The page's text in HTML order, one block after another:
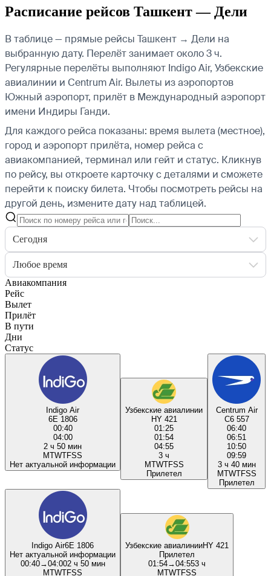
Расписание рейсов Ташкент — Дели
В таблице — прямые рейсы Ташкент → Дели на
выбранную дату. Перелёт занимает около 3 ч.
Регулярные перелёты выполняют Indigo Air, Узбекские
авиалинии и Centrum Air. Вылеты из аэропортов
Южный аэропорт, прилёт в Международный аэропорт
имени Индиры Ганди.
Для каждого рейса показаны: время вылета (местное),
город и аэропорт прилёта, номер рейса с
авиакомпанией, терминал или гейт и статус. Кликнув
по рейсу, вы откроете карточку с деталями и сможете
перейти к поиску билета. Чтобы посмотреть рейсы на
другой день, измените дату над таблицей.
Сегодня
Любое время
Авиакомпания
Рейс
Вылет
Прилёт
В пути
Дни
Статус
Indigo Air
6E 1806
00:40
04:00
2 ч 50 мин
MTWTFSS
Нет актуальной информации
Узбекские авиалинии
HY 421
01:25
01:54
04:55
3 ч
MTWTFSS
Прилетел
Centrum Air
C6 557
06:40
06:51
10:50
09:59
3 ч 40 мин
MTWTFSS
Прилетел
Indigo Air6E 1806
Нет актуальной информации
00:40→04:002 ч 50 мин
MTWTFSS
Узбекские авиалинииHY 421
Прилетел
01:54→04:553 ч
MTWTFSS